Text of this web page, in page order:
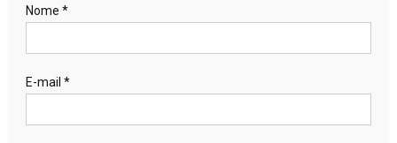
Nome *
E-mail *